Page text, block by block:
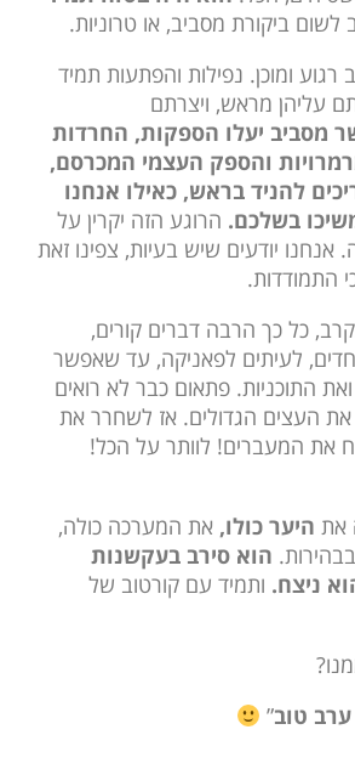
ביקורת מסביב, או טרוניות.
רגוע ומוכן. נפילות והפתעות תמיד
עליהן מראש, ויצרתם
מסביב יעלו הספקות, החרדות
והספק העצמי המכרסם,
להניד בראש, כאילו אנחנו
בשלכם. הרוגע הזה יקרין על
אנחנו יודעים שיש בעיות, צפינו זאת
התמודדות.
כל כך הרבה דברים קורים,
לעיתים לפאניקה, עד שאפשר
התוכניות. פתאום כבר לא רואים
העצים הגדולים. אז לשחרר את
את המעברים! לוותר על הכל!
את היער כולו, את המערכה כולה,
הוא סירב בעקשנות
ניצח. ותמיד עם קורטוב של
ערב טוב”